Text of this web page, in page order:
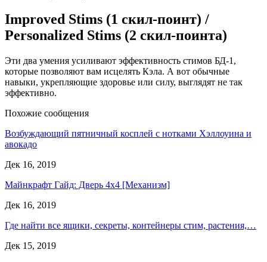
Improved Stims (1 скил-поинт) /
Personalized Stims (2 скил-поинта)
Эти два умения усиливают эффективность стимов БД-1,
которые позволяют вам исцелять Кэла. А вот обычные
навыки, укрепляющие здоровье или силу, выглядят не так
эффективно.
Похожие сообщения
Возбуждающий пятничный косплей с нотками Хэллоуина и
авокадо
Дек 16, 2019
Майнкрафт Гайд: Дверь 4х4 [Механизм]
Дек 16, 2019
Где найти все ящики, секреты, контейнеры стим, растения,…
Дек 15, 2019